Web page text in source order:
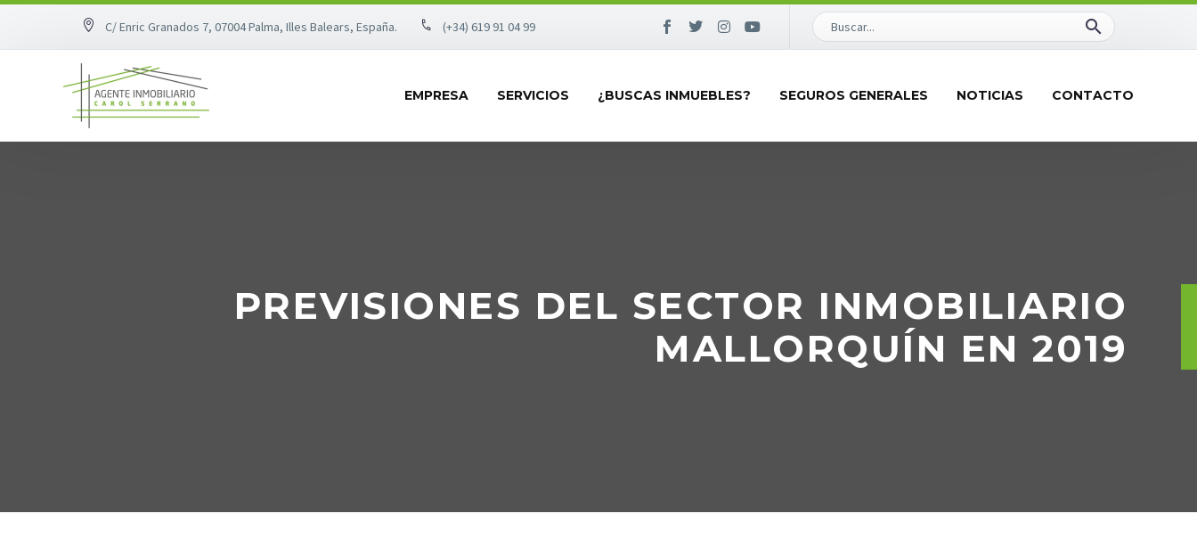
C/ Enric Granados 7, 07004 Palma, Illes Balears, España. (+34) 619 91 04 99
EMPRESA SERVICIOS ¿BUSCAS INMUEBLES? SEGUROS GENERALES NOTICIAS CONTACTO
PREVISIONES DEL SECTOR INMOBILIARIO
MALLORQUÍN EN 2019